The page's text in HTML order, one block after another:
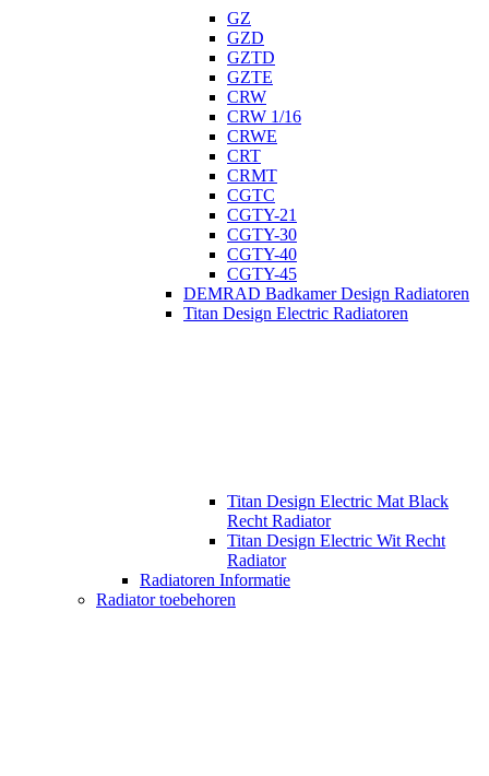
GZ
GZD
GZTD
GZTE
CRW
CRW 1/16
CRWE
CRT
CRMT
CGTC
CGTY-21
CGTY-30
CGTY-40
CGTY-45
DEMRAD Badkamer Design Radiatoren
Titan Design Electric Radiatoren
Titan Design Electric Mat Black
Recht Radiator
Titan Design Electric Wit Recht
Radiator
Radiatoren Informatie
Radiator toebehoren